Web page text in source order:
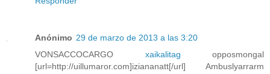
Anónimo 29 de marzo de 2013 a las 3:20
VONSACCOCARGO xaikalitag opposmongal
[url=http://uillumaror.com]iziananatt[/url] Ambuslyarrarm